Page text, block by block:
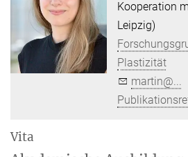
Kooperation
Leipzig)
Plastizität
martin@...
Vita